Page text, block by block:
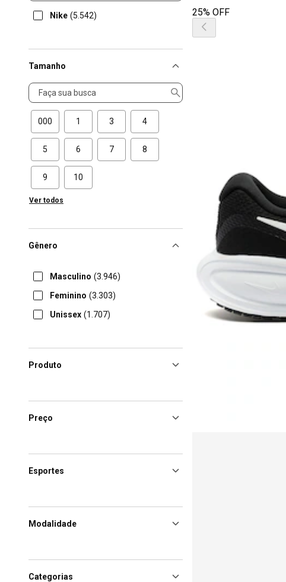
Nike (5.542)
Tamanho
Tamanho
000 1 3 4
5 6 7 8
9 10
Ver todos
Gênero
Masculino (3.946)
Feminino (3.303)
Unissex (1.707)
Produto
Preço
Esportes
Modalidade
Categorias
25% OFF